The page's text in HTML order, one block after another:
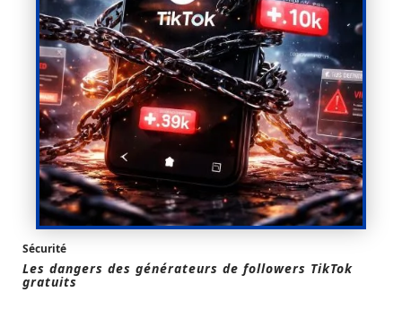
Sécurité
Les dangers des générateurs de followers TikTok
gratuits